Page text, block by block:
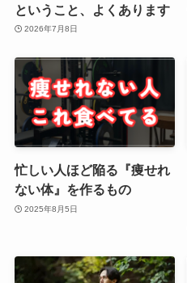
ということ、よくあります
2026年7月8日
忙しい人ほど陥る『痩せれ
ない体』を作るもの
2025年8月5日